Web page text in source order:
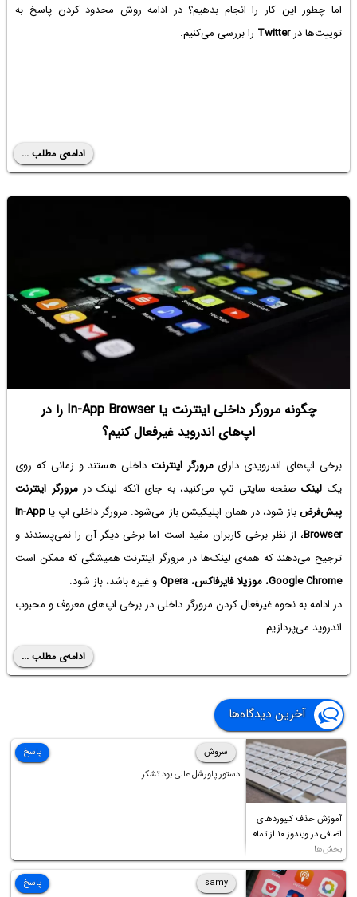
اما چطور این کار را انجام بدهیم؟ در ادامه روش محدود کردن پاسخ به
توییت‌ها درTwitter را بررسی می‌کنیم.
ادامه‌ی مطلب ...
چگونه مرورگر داخلی اینترنت یا In-App Browser را در
اپ‌های اندروید غیرفعال کنیم؟
برخی اپ‌های اندرویدی دارایمرورگر اینترنت داخلی هستند و زمانی که روی
یک لینکصفحه سایتی تپ می‌کنید، به جای آنکه لینک درمرورگر اینترنت
پیش‌فرضباز شود، در همان اپلیکیشن باز می‌شود. مرورگر داخلی اپ‌ یاIn-App
Browser، از نظر برخی کاربران مفید است اما برخی دیگر آن را نمی‌پسندند و
ترجیح می‌دهند که همه‌ی لینک‌ها در مرورگر اینترنت همیشگی که ممکن است
Google Chrome،موزیلا فایرفاکس،Operaو غیره باشد، باز شود.
در ادامه به نحوه غیرفعال کردن مرورگر داخلی در برخی اپ‌های معروف و محبوب
اندروید می‌پردازیم.
ادامه‌ی مطلب ...
آخرین دیدگاه‌ها
آموزش حذف کیبوردهای
اضافی در ویندوز ۱۰ از تمام
بخش‌ها
سروش
دستور پاورشل عالی بود تشکر
پاسخ
samy
پاسخ